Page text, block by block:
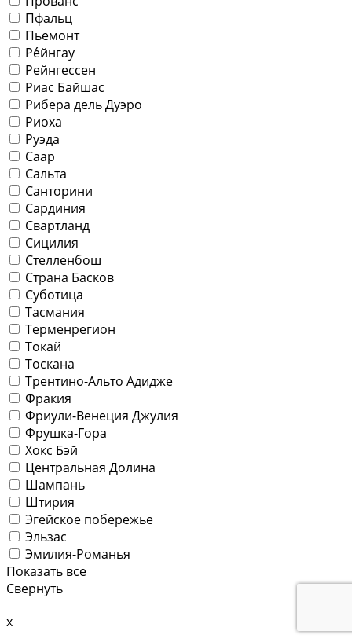
Пфальц
Пьемонт
Ре́йнгау
Рейнгессен
Риас Байшас
Рибера дель Дуэро
Риоха
Руэда
Саар
Сальта
Санторини
Сардиния
Свартланд
Сицилия
Стелленбош
Страна Басков
Суботица
Тасмания
Терменрегион
Токай
Тоскана
Трентино-Альто Адидже
Фракия
Фриули-Венеция Джулия
Фрушка-Гора
Хокс Бэй
Центральная Долина
Шампань
Штирия
Эгейское побережье
Эльзас
Эмилия-Романья
Показать все
Свернуть
x